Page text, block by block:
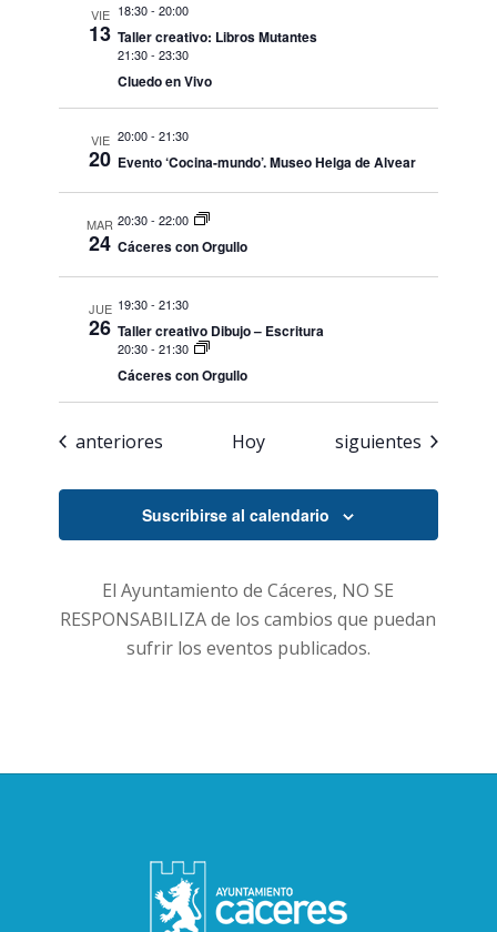
VIE
13
18:30-20:00
Taller creativo: Libros Mutantes
21:30-23:30
Cluedo en Vivo
VIE
20
20:00-21:30
Evento ‘Cocina-mundo’. Museo Helga de Alvear
MAR
24
20:30-22:00
Cáceres con Orgullo
JUE
26
19:30-21:30
Taller creativo Dibujo – Escritura
20:30-21:30
Cáceres con Orgullo
Eventos
anteriores Hoy Eventos
siguientes
Suscribirse al calendario
El Ayuntamiento de Cáceres, NO SE
RESPONSABILIZA de los cambios que puedan
sufrir los eventos publicados.